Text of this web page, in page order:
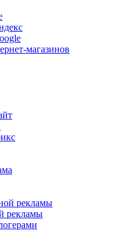
магазинов
рекламы
рекламы